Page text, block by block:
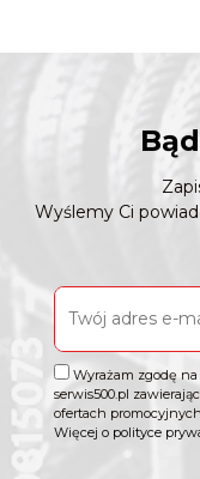
Wyślemy Ci
Wyrażam zgodę
serwis500.pl
ofertach
Więcej o polityce